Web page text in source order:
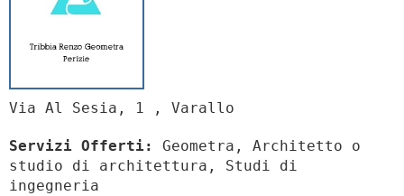
Via Al Sesia, 1 , Varallo
Servizi Offerti:
Geometra, Architetto o
studio di architettura, Studi di
ingegneria